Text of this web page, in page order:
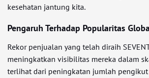
kesehatan jantung kita.
Pengaruh Terhadap Popularitas
Rekor penjualan yang telah diraih
meningkatkan visibilitas mereka dalam
terlihat dari peningkatan jumlah